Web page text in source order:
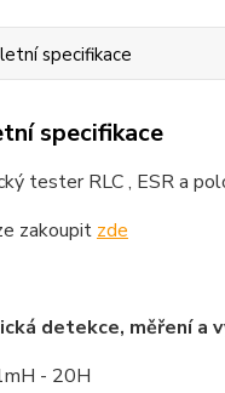
specifikace
specifikace
tester RLC , ESR a
zakoupitzde
detekce, měření a
- 20H